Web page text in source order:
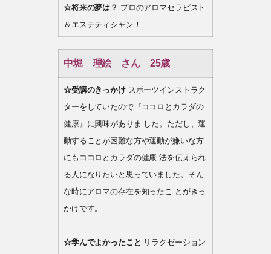
☆将来の夢は？ プロのアロマセラピスト
＆エステティシャン！
中堀 理絵 さん 25歳
☆受講のきっかけスポーツインストラク
ターをしていたので『ココロとカラダの
健康』に興味がありま した。ただし、運
動することが困難な方や運動が嫌いな方
にもココロとカラダの健康 法を伝えられ
る人になりたいと思っていました。そん
な時にアロマの存在を知ったこ とがきっ
かけです。
☆学んでよかったこと リラクゼーション